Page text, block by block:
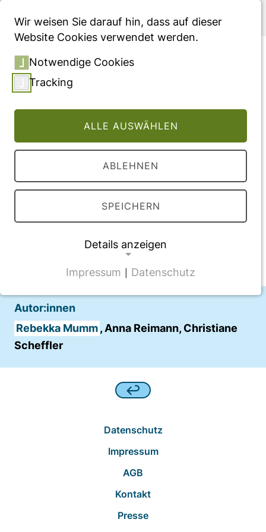
Menü
Estimation of percentage of
body fat in field studies – a
method based on relative
elbow breadth (Frame
Index) and BMI
Vollversion des Beitrages
DOI: 10.52905/hbph.v1.3
2021
Autor:innen
Rebekka Mumm, Anna Reimann, Christiane
Scheffler
Datenschutz
Impressum
AGB
Kontakt
Presse
Wir weisen Sie darauf hin, dass auf dieser
Website Cookies verwendet werden.
Notwendige Cookies
Tracking
ALLE AUSWÄHLEN
ABLEHNEN
SPEICHERN
Details anzeigen
NOTWENDIGE COOKIES
CMS Cookie
Name:
fe_typo_user
Wir werten das Nutzerverhalten mit
Impressum Datenschutz